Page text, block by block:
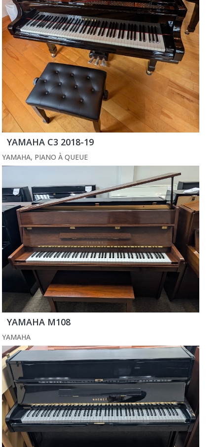
YAMAHA C3 2018-19
YAMAHA, PIANO À QUEUE
YAMAHA M108
YAMAHA